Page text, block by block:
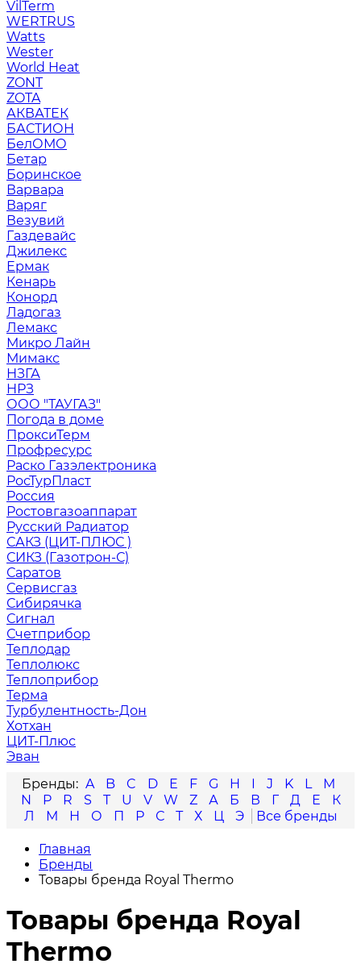
VilTerm
WERTRUS
Watts
Wester
World Heat
ZONT
ZOTA
АКВАТЕК
БАСТИОН
БелОМО
Бетар
Боринское
Варвара
Варяг
Везувий
Газдевайс
Джилекс
Ермак
Кенарь
Конорд
Ладогаз
Лемакс
Микро Лайн
Мимакс
НЗГА
НРЗ
ООО "ТАУГАЗ"
Погода в доме
ПроксиТерм
Профресурс
Раско Газэлектроника
РосТурПласт
Россия
Ростовгазоаппарат
Русский Радиатор
САКЗ (ЦИТ-ПЛЮС )
СИКЗ (Газотрон-С)
Саратов
Сервисгаз
Сибирячка
Сигнал
Счетприбор
Теплодар
Теплолюкс
Теплоприбор
Терма
Турбулентность-Дон
Хотхан
ЦИТ-Плюс
Эван
A
B C D E F G H I J K L
M
N
P R S T U V W Z А Б В Г Д Е
К
Л
М Н О П Р С Т Х Ц Э
Главная
Бренды
Товары бренда Royal Thermo
Товары бренда Royal
Thermo